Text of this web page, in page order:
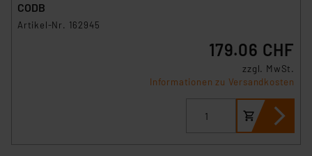
CODB
Artikel-Nr. 162945
179.06 CHF
zzgl. MwSt.
Informationen zu Versandkosten